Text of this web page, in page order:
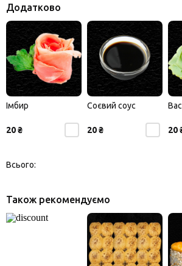
Додатково
Імбир
20 ₴
Соєвий соус
20 ₴ 20
Всього:
Також рекомендуємо